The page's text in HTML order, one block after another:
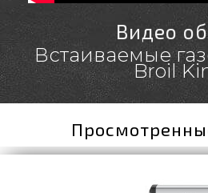
Видео
Встаиваемые
Broil